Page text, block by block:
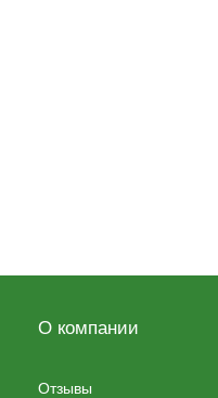
О компании
Отзывы